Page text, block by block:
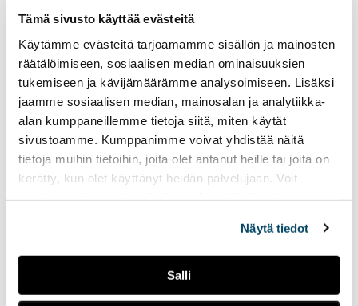
Tämä sivusto käyttää evästeitä
Käytämme evästeitä tarjoamamme sisällön ja mainosten
räätälöimiseen, sosiaalisen median ominaisuuksien
tukemiseen ja kävijämäärämme analysoimiseen. Lisäksi
jaamme sosiaalisen median, mainosalan ja analytiikka-
alan kumppaneillemme tietoja siitä, miten käytät
sivustoamme. Kumppanimme voivat yhdistää näitä
tietoja muihin tietoihin, joita olet antanut heille tai joita on
kerätty, kun olet käyttänyt heidän palvelujaan. Voit
Näytä tiedot
Salli
bioetanolin avulla vanha autokanta tekisi ikään
kuin päästöhypyn, ja toisi lisäksi kuluttajille
säästöä. Sähköauton hankkimisen voisi jättää
tuonnemmaksi.”
Bioetanolia valmistetaan elintarvikejätteistä, ja
sitä käyttävä auto tuottaa noin 80 prosenttia
vähemmän päästöjä kuin fossiilisia polttoaineita
käyttävä auto.
”Jatkuvan talouskasvun malli ei
vähentämisestä. Selkeimmin linjasivat IPU, Lib ja
EOP, joista IPU haluaisi kohtuullistaa yhteiskuntaa,
Lib siirtyä palveluyhteiskuntaan ja EOP pyrkiä pois